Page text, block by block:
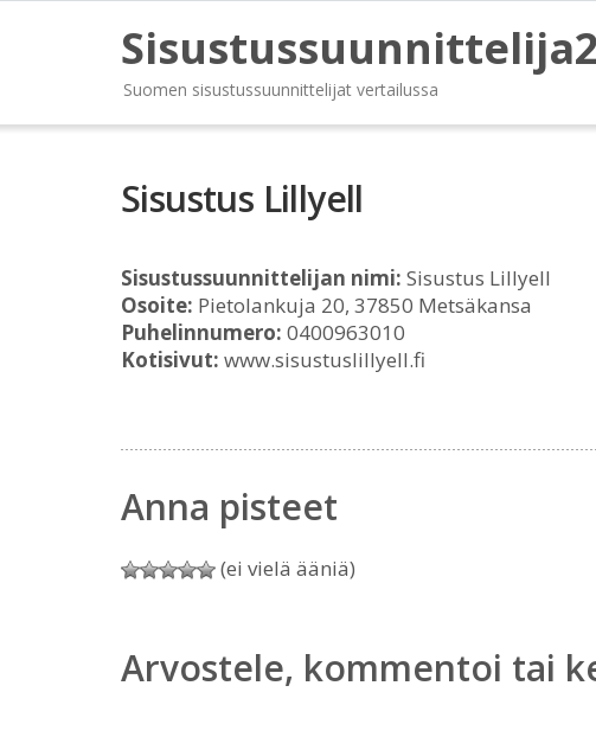
Suomen sisustussuunnittelijat vertailussa
Sisustus Lillyell
Sisustussuunnittelijan nimi: Sisustus Lillyell
Osoite: Pietolankuja 20, 37850 Metsäkansa
Puhelinnumero: 0400963010
Kotisivut: www.sisustuslillyell.fi
Anna pisteet
(ei vielä ääniä)
Arvostele, kommentoi tai